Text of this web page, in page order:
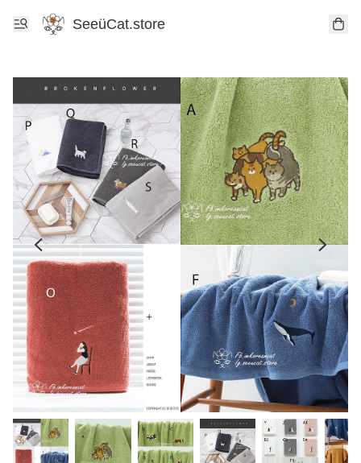
SeeüCat.store